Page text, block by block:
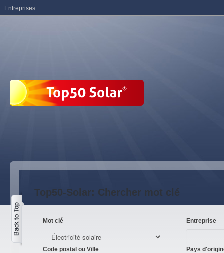
Top50-Solar: Chercher mot clé
Mot clé Entreprise
Code postal ou Ville Pays
Entreprises